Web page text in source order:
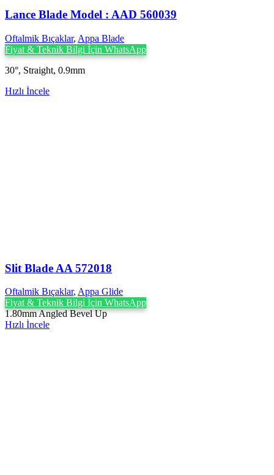
Lance Blade Model : AAD 560039
Oftalmik Bıçaklar, Appa Blade
Fiyat & Teknik Bilgi İçin WhatsApp
30°, Straight, 0.9mm
Hızlı İncele
Slit Blade AA 572018
Oftalmik Bıçaklar, Appa Glide
Fiyat & Teknik Bilgi İçin WhatsApp
1.80mm Angled Bevel Up
Hızlı İncele